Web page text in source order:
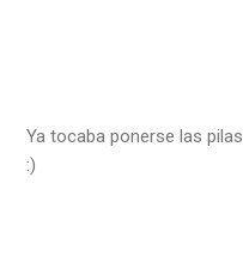
Ya tocaba ponerse las
:)